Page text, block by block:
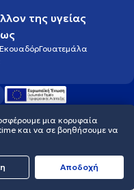
της υγείας
ΕκουαδόρΓουατεμάλα
προσωπικού απορρήτου
μια κορυφαία
και να σε βοηθήσουμε να
Aποδοχή